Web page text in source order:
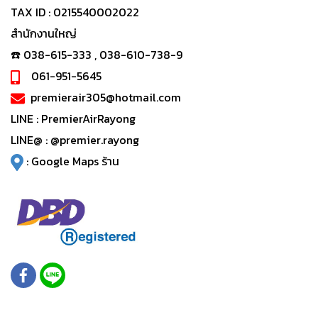
TAX ID : 0215540002022
สำนักงานใหญ่
☎️ 038-615-333 , 038-610-738-9
061-951-5645
premierair305@hotmail.com
LINE : PremierAirRayong
LINE@ : @premier.rayong
: Google Maps ร้าน